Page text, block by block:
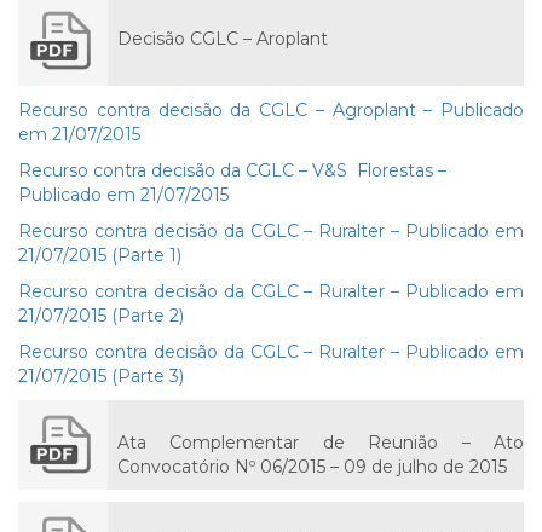
Decisão CGLC – Aroplant
Recurso contra decisão da CGLC – Agroplant – Publicado
em 21/07/2015
Recurso contra decisão da CGLC – V&S Florestas –
Publicado em 21/07/2015
Recurso contra decisão da CGLC – Ruralter – Publicado em
21/07/2015 (Parte 1)
Recurso contra decisão da CGLC – Ruralter – Publicado em
21/07/2015 (Parte 2)
Recurso contra decisão da CGLC – Ruralter – Publicado em
21/07/2015 (Parte 3)
Ata Complementar de Reunião – Ato
Convocatório Nº 06/2015 – 09 de julho de 2015